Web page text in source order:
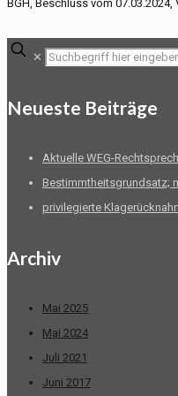
BGH, Beschluss vom
✕
Neueste Beiträge
Aktuelle WEG-
Bestimmtheitsgrundsatz;
privilegierte
Archiv
Mai 2025
Mai 2024
Juli 2021
Juni 2017